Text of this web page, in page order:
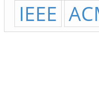
IEEE